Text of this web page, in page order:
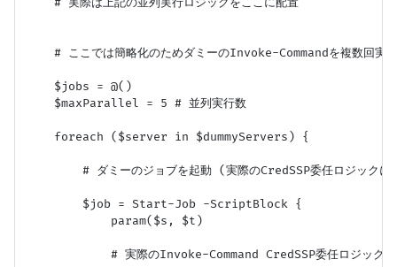
# ここでは簡略化のためダミーのInvoke-Commandを複数回実
    $jobs = @()
    $maxParallel = 5 # 並列実行数
    foreach ($server in $dummyServers) {
# ダミーのジョブを起動 (実際のCredSSP委任ロジックに
        $job = Start-Job -ScriptBlock {
            param($s, $t)
# 実際のInvoke-Command CredSSP委任ロジックを